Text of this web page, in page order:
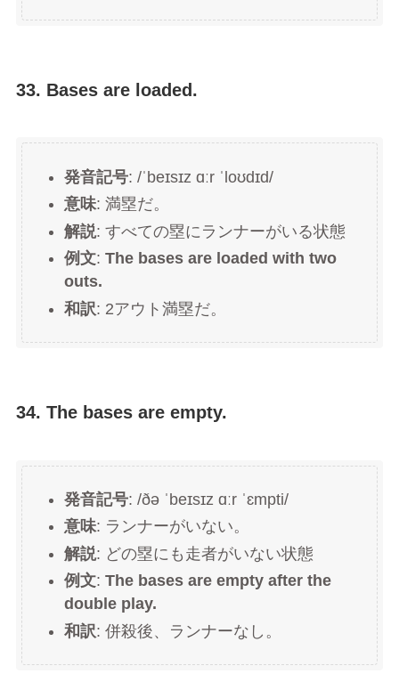
33. Bases are loaded.
発音記号: /ˈbeɪsɪz ɑːr ˈloʊdɪd/
意味: 満塁だ。
解説: すべての塁にランナーがいる状態
例文: The bases are loaded with two
outs.
和訳: 2アウト満塁だ。
34. The bases are empty.
発音記号: /ðə ˈbeɪsɪz ɑːr ˈɛmpti/
意味: ランナーがいない。
解説: どの塁にも走者がいない状態
例文: The bases are empty after the
double play.
和訳: 併殺後、ランナーなし。